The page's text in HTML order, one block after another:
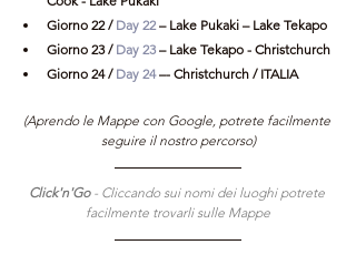
Giorno 22 / Day 22 – Lake Pukaki – Lake Tekapo
Giorno 23 / Day 23 – Lake Tekapo - Christchurch
Giorno 24 / Day 24 –- Christchurch / ITALIA
(Aprendo le Mappe con Google, potrete facilmente
seguire il nostro percorso)
Click'n'Go - Cliccando sui nomi dei luoghi potrete
facilmente trovarli sulle Mappe